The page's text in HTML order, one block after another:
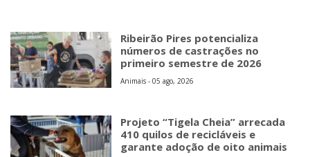
Ribeirão Pires potencializa
números de castrações no
primeiro semestre de 2026
Animais - 05 ago, 2026
Projeto “Tigela Cheia” arrecada
410 quilos de recicláveis e
garante adoção de oito animais